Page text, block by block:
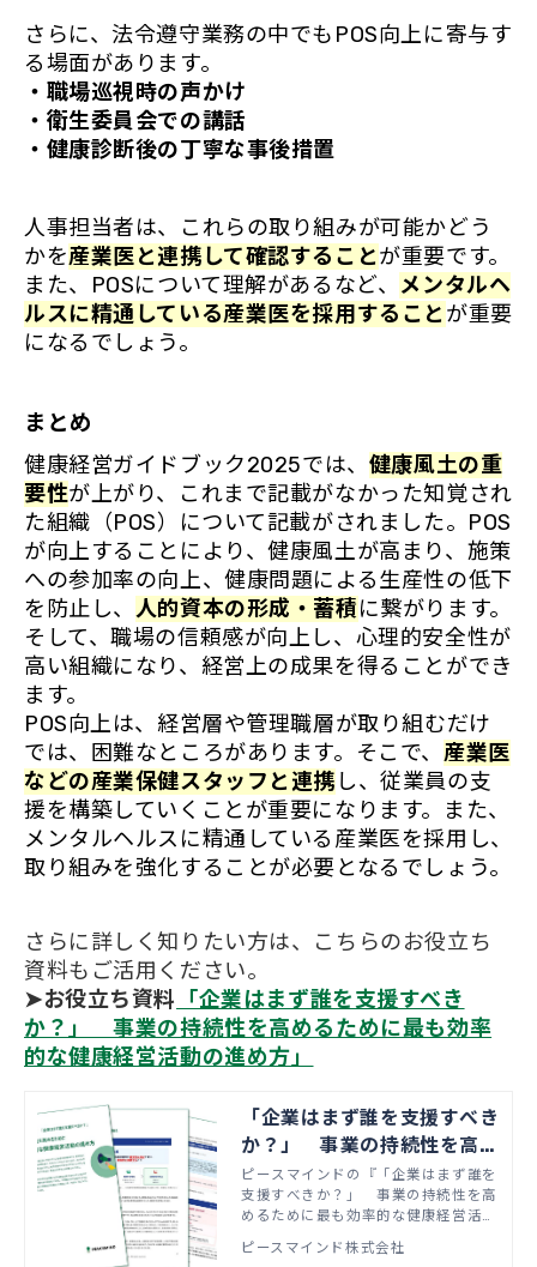
さらに、法令遵守業務の中でもPOS向上に寄与す
る場面があります。
・職場巡視時の声かけ
・衛生委員会での講話
・健康診断後の丁寧な事後措置
人事担当者は、これらの取り組みが可能かどう
かを産業医と連携して確認することが重要です。
また、POSについて理解があるなど、 メンタルヘ
ルスに精通している産業医を採用すること が重要
になるでしょう。
まとめ
健康経営ガイドブック2025では、 健康風土の重
要性が上がり、これまで記載がなかった知覚され
た組織（POS）について記載がされました。POS
が向上することにより、健康風土が高まり、施策
への参加率の向上、健康問題による生産性の低下
を防止し、 人的資本の形成・蓄積に繋がります。
そして、職場の信頼感が向上し、心理的安全性が
高い組織になり、経営上の成果を得ることができ
ます。
POS向上は、経営層や管理職層が取り組むだけ
では、困難なところがあります。そこで、 産業医
などの産業保健スタッフと連携 し、従業員の支
援を構築していくことが重要になります。また、
メンタルヘルスに精通している産業医を採用し、
取り組みを強化することが必要となるでしょう。
さらに詳しく知りたい方は、こちらのお役立ち
資料もご活用ください。
➤お役立ち資料 「企業はまず誰を支援すべき
か？」 事業の持続性を高めるために最も効率
的な健康経営活動の進め方」
「企業はまず誰を支援すべき
か？」 事業の持続性を高め
るために最も効率的な健康経
営活動の進め方
ピースマインドの『「企業はまず誰を
支援すべきか？」 事業の持続性を高
めるために最も効率的な健康経営活動
す。
ピースマインド株式会社